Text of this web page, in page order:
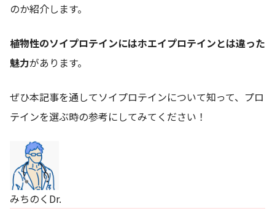
のか紹介します。
植物性のソイプロテインにはホエイプロテインとは違った
魅力があります。
ぜひ本記事を通してソイプロテインについて知って、プロ
テインを選ぶ時の参考にしてみてください！
みちのくDr.